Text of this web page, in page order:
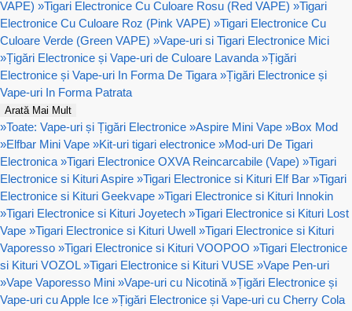
VAPE) »Tigari Electronice Cu Culoare Rosu (Red VAPE) »Tigari
Electronice Cu Culoare Roz (Pink VAPE) »Tigari Electronice Cu
Culoare Verde (Green VAPE) »Vape-uri si Tigari Electronice Mici
»Țigări Electronice și Vape-uri de Culoare Lavanda »Țigări
Electronice și Vape-uri In Forma De Tigara »Țigări Electronice și
Vape-uri In Forma Patrata
Arată Mai Mult
»Toate: Vape-uri și Țigări Electronice »Aspire Mini Vape »Box Mod
»Elfbar Mini Vape »Kit-uri tigari electronice »Mod-uri De Tigari
Electronica »Tigari Electronice OXVA Reincarcabile (Vape) »Tigari
Electronice si Kituri Aspire »Tigari Electronice si Kituri Elf Bar »Tigari
Electronice si Kituri Geekvape »Tigari Electronice si Kituri Innokin
»Tigari Electronice si Kituri Joyetech »Tigari Electronice si Kituri Lost
Vape »Tigari Electronice si Kituri Uwell »Tigari Electronice si Kituri
Vaporesso »Tigari Electronice si Kituri VOOPOO »Tigari Electronice
si Kituri VOZOL »Tigari Electronice si Kituri VUSE »Vape Pen-uri
»Vape Vaporesso Mini »Vape-uri cu Nicotină »Țigări Electronice și
Vape-uri cu Apple Ice »Țigări Electronice și Vape-uri cu Cherry Cola